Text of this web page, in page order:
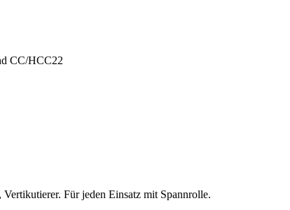
CC/HCC22
Für jeden Einsatz mit Spannrolle.